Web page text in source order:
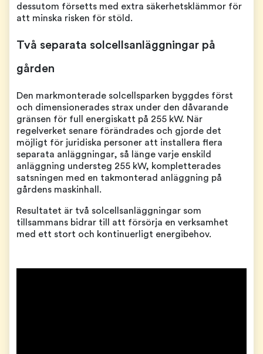
dessutom försetts med extra säkerhetsklämmor för
att minska risken för stöld.
Två separata solcellsanläggningar på
gården
Den markmonterade solcellsparken byggdes först
och dimensionerades strax under den dåvarande
gränsen för full energiskatt på 255 kW. När
regelverket senare förändrades och gjorde det
möjligt för juridiska personer att installera flera
separata anläggningar, så länge varje enskild
anläggning understeg 255 kW, kompletterades
satsningen med en takmonterad anläggning på
gårdens maskinhall.
Resultatet är två solcellsanläggningar som
tillsammans bidrar till att försörja en verksamhet
med ett stort och kontinuerligt energibehov.